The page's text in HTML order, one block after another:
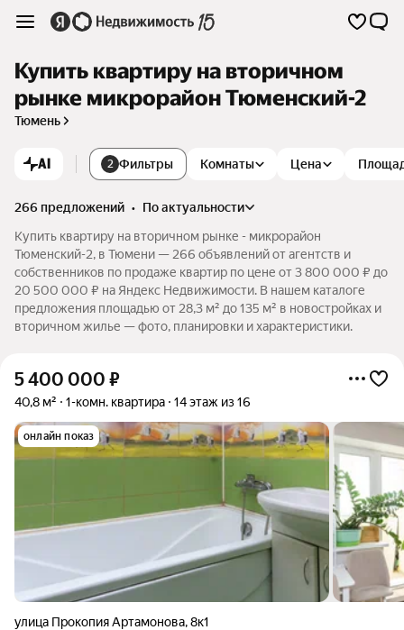
Купить квартиру на вторичном
рынке микрорайон Тюменский-2
Тюмень
AI 2 Фильтры Комнаты Цена
266 предложений •
по актуальности
Купить квартиру на вторичном рынке - микрорайон
Тюменский-2, в Тюмени — 266 объявлений от агентств и
собственников по продаже квартир по цене от 3 800 000 ₽ до
20 500 000 ₽ на Яндекс Недвижимости. В нашем каталоге
предложения площадью от 28,3 м² до 135 м² в новостройках и
вторичном жилье — фото, планировки и характеристики.
5 400 000 ₽
40,8 м² 1-комн. квартира 14 этаж из 16
онлайн показ
улица Прокопия Артамонова,8к1